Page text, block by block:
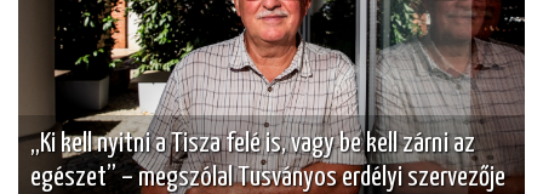
„Ki kell nyitni a Tisza felé is, vagy be kell zárni az
egészet” – megszólal Tusványos erdélyi szervezője